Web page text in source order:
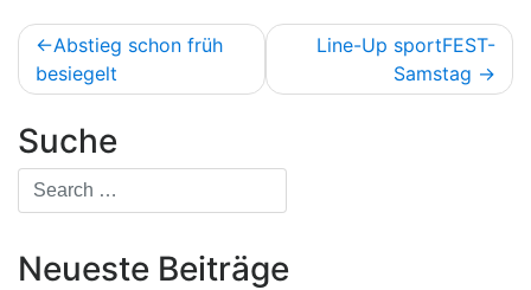
Beitragsnavigation
Abstieg schon früh
besiegelt
Line-Up sportFEST-
Samstag
Suche
Neueste Beiträge